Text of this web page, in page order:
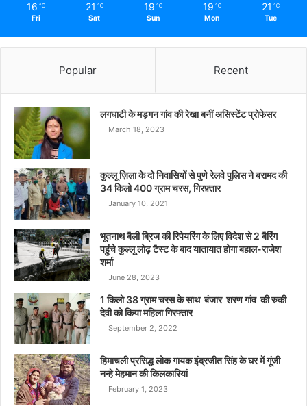
16 ℃
Fri
21 ℃
Sat
19 ℃
Sun
19 ℃
Mon
21 ℃
Tue
Popular Recent
लगघाटी के मड़गन गांव की रेखा बनीं असिस्टेंट प्रोफेसर
March 18, 2023
कुल्लू ज़िला के दो निवासियों से पुणे रेलवे पुलिस ने बरामद की
34 किलो 400 ग्राम चरस, गिरफ़्तार
January 10, 2021
भूतनाथ बैली ब्रिज की रिपेयरिंग के लिए विदेश से 2 बैरिंग
पहुंचे कुल्लू लोढ़ टैस्ट के बाद यातायात होगा बहाल-राजेश
शर्मा
June 28, 2023
1 किलो 38 ग्राम चरस के साथ बंजार शरण गांव की रुकी
देवी को किया महिला गिरफ्तार
September 2, 2022
हिमाचली प्रसिद्ध लोक गायक इंद्रजीत सिंह के घर में गूंजी
नन्हे मेहमान की किलकारियां
February 1, 2023